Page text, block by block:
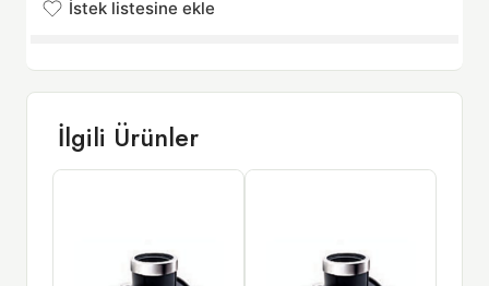
İstek listesine ekle
İlgili Ürünler